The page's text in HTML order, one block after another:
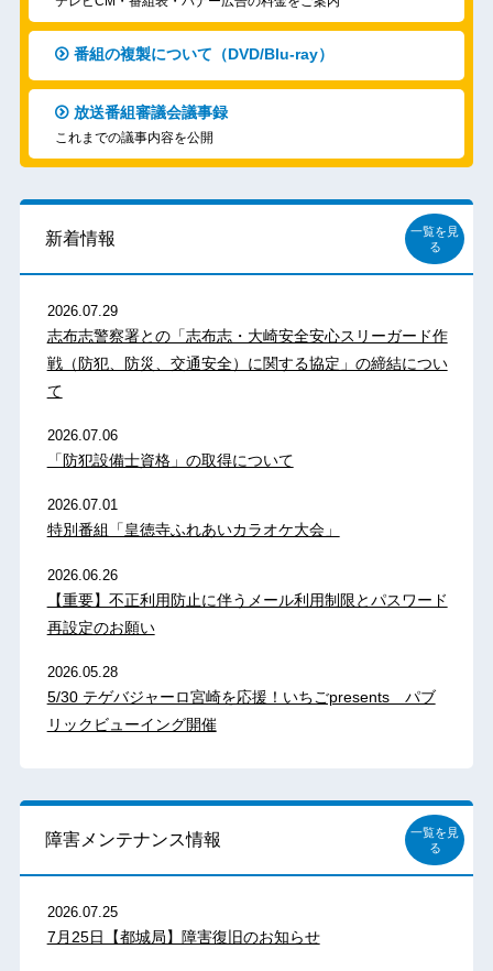
番組の複製について（DVD/Blu-ray）
放送番組審議会議事録
これまでの議事内容を公開
新着情報
一覧を見
る
2026.07.29
志布志警察署との「志布志・大崎安全安心スリーガード作
戦（防犯、防災、交通安全）に関する協定」の締結につい
て
2026.07.06
「防犯設備士資格」の取得について
2026.07.01
特別番組「皇徳寺ふれあいカラオケ大会」
2026.06.26
【重要】不正利用防止に伴うメール利用制限とパスワード
再設定のお願い
2026.05.28
5/30 テゲバジャーロ宮崎を応援！いちごpresents パブ
リックビューイング開催
障害メンテナンス情報
一覧を見
る
2026.07.25
7月25日【都城局】障害復旧のお知らせ